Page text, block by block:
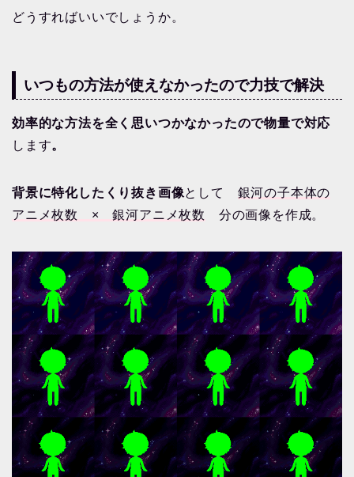
どうすればいいでしょうか。
いつもの方法が使えなかったので力技で解決
効率的な方法を全く思いつかなかったので物量で対応
します。
背景に特化したくり抜き画像として 銀河の子本体の
アニメ枚数 × 銀河アニメ枚数
分の画像を作成。